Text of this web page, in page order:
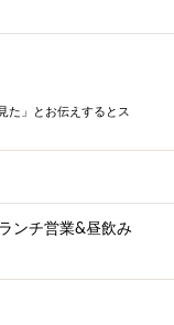
た」とお伝えするとス
ンチ営業&昼飲み